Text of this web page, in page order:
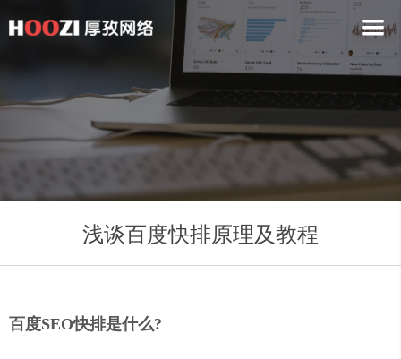
浅谈百度快排原理及教程
百度SEO快排是什么?